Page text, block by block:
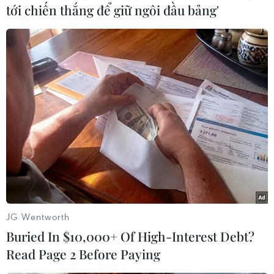
#Truyền hình #Xe buýt #Quân đội Syria
#Aleppo
#Ramussa
#Bashar al-Assad
#Nội chiến
#Khủng bố
Syria
Theo dõi VietnamPlus
TIN LIÊN QUAN
tới chiến thắng để giữ ngôi đầu bảng'
JG Wentworth
Buried In $10,000+ Of High-Interest Debt?
Read Page 2 Before Paying